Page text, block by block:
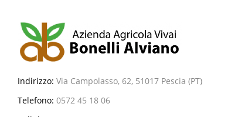
Indirizzo: Via Campolasso, 62, 51017 Pescia (PT)
Telefono: 0572 45 18 06